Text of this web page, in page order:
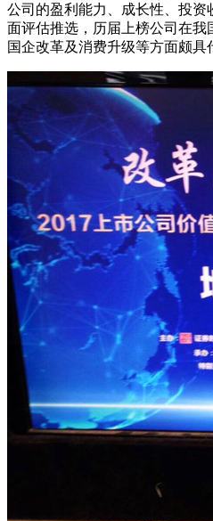
公司的盈利能力、成长性、投
面评估推选，历届上榜公司在我
国企改革及消费升级等方面颇具